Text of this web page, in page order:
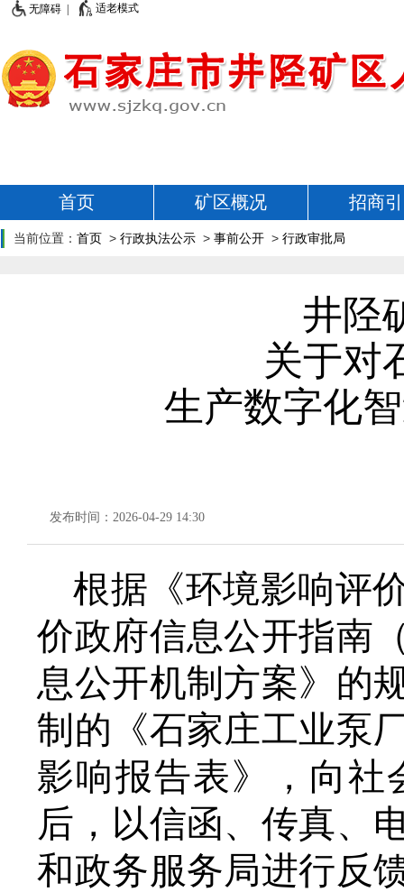
无障碍 | 适老模式
首页 矿区概况 招商
当前位置： 首页 > 行政执法公示 > 事前公开 > 行政审批局
井陉
关于对
生产数字化
发布时间：2026-04-29 14:30
根据《环境影响评
价政府信息公开指南
息公开机制方案》的
制的《石家庄工业泵
影响报告表》，向社
后，以信函、传真、
和政务服务局进行反